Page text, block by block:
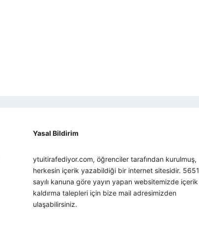
Yasal Bildirim
ytuitirafediyor.com, öğrenciler tarafından kurulmuş,
herkesin içerik yazabildiği bir internet sitesidir. 5651
sayılı kanuna göre yayın yapan websitemizde içerik
kaldırma talepleri için bize mail adresimizden
ulaşabilirsiniz.